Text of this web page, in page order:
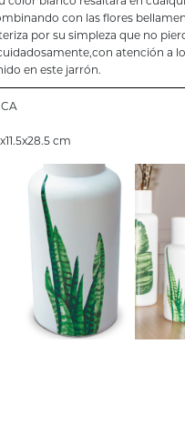
con las flores
por su simpleza que no
atención a
en este jarrón.
cm